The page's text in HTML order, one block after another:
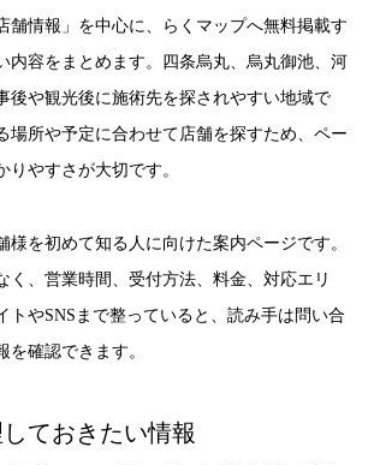
舗情報」を中心に、らくマップへ無料掲載す
内容をまとめます。四条烏丸、烏丸御池、河
後や観光後に施術先を探されやすい地域で
場所や予定に合わせて店舗を探すため、ペー
りやすさが大切です。
様を初めて知る人に向けた案内ページです。
く、営業時間、受付方法、料金、対応エリ
トやSNSまで整っていると、読み手は問い合
を確認できます。
ておきたい情報